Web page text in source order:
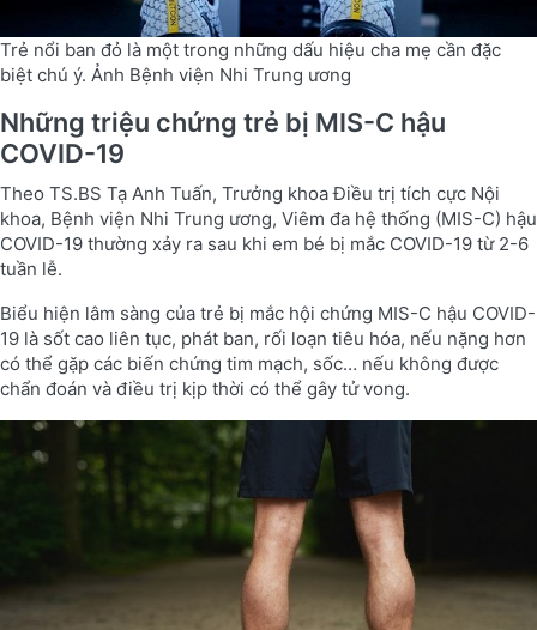
Trẻ nổi ban đỏ là một trong những dấu hiệu cha mẹ cần đặc
biệt chú ý. Ảnh Bệnh viện Nhi Trung ương
Những triệu chứng trẻ bị MIS-C hậu
COVID-19
Theo TS.BS Tạ Anh Tuấn, Trưởng khoa Điều trị tích cực Nội
khoa, Bệnh viện Nhi Trung ương, Viêm đa hệ thống (MIS-C) hậu
COVID-19 thường xảy ra sau khi em bé bị mắc COVID-19 từ 2-6
tuần lễ.
Biểu hiện lâm sàng của trẻ bị mắc hội chứng MIS-C hậu COVID-
19 là sốt cao liên tục, phát ban, rối loạn tiêu hóa, nếu nặng hơn
có thể gặp các biến chứng tim mạch, sốc… nếu không được
chẩn đoán và điều trị kịp thời có thể gây tử vong.